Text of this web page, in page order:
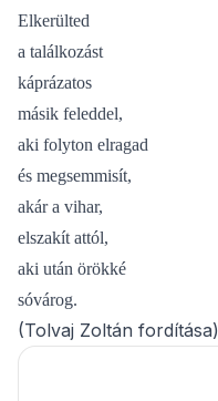
Elkerülted
a találkozást
káprázatos
másik feleddel,
aki folyton elragad
és megsemmisít,
akár a vihar,
elszakít attól,
aki után örökké
sóvárog.
(Tolvaj Zoltán fordítása)